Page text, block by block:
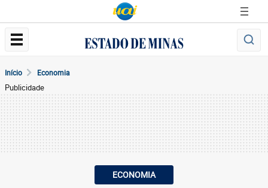
Início Economia
Publicidade
ECONOMIA